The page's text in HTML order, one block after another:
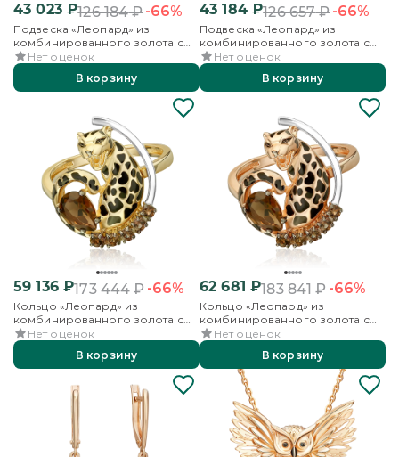
43 023₽126 184₽-66%
Подвеска «Леопард» из
комбинированного золота с
кварцем дымчатым и эмалью
Нет оценок
В корзину
43 184₽126 657₽-66%
Подвеска «Леопард» из
комбинированного золота с
кварцем дымчатым и эмалью
Нет оценок
В корзину
59 136₽173 444₽-66%
Кольцо «Леопард» из
комбинированного золота с
эмалью и кварцем дымчатым
Нет оценок
В корзину
62 681 ₽183 841₽-66%
Кольцо «Леопард» из
комбинированного золота с
кварцем дымчатым и эмалью
Нет оценок
В корзину